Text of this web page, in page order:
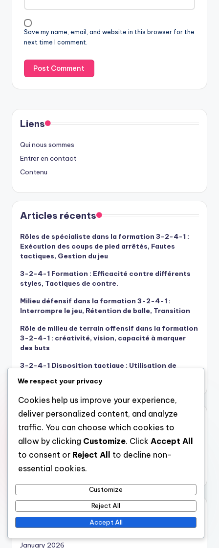
Save my name, email, and website in this browser for the
next time I comment.
Liens
Qui nous sommes
Entrer en contact
Contenu
Articles récents
Rôles de spécialiste dans la formation 3-2-4-1 :
Exécution des coups de pied arrêtés, Fautes
tactiques, Gestion du jeu
3-2-4-1 Formation : Efficacité contre différents
styles, Tactiques de contre.
Milieu défensif dans la formation 3-2-4-1 :
Interrompre le jeu, Rétention de balle, Transition
Rôle de milieu de terrain offensif dans la formation
3-2-4-1 : créativité, vision, capacité à marquer
des buts
3-2-4-1 Disposition tactique : Utilisation de
Catégories
Analyse de la structure 3-2-4-1
Analyse tactique des stratégies 3-2-4-1
Rôles des joueurs dans la formation 3-2-4-1
Archives
January 2026
We respect your privacy
Cookies help us improve your experience,
deliver personalized content, and analyze
traffic. You can choose which cookies to
allow by clicking Customize. Click Accept All
to consent or Reject All
to decline non-
essential cookies.
Customize
Reject All
Accept All